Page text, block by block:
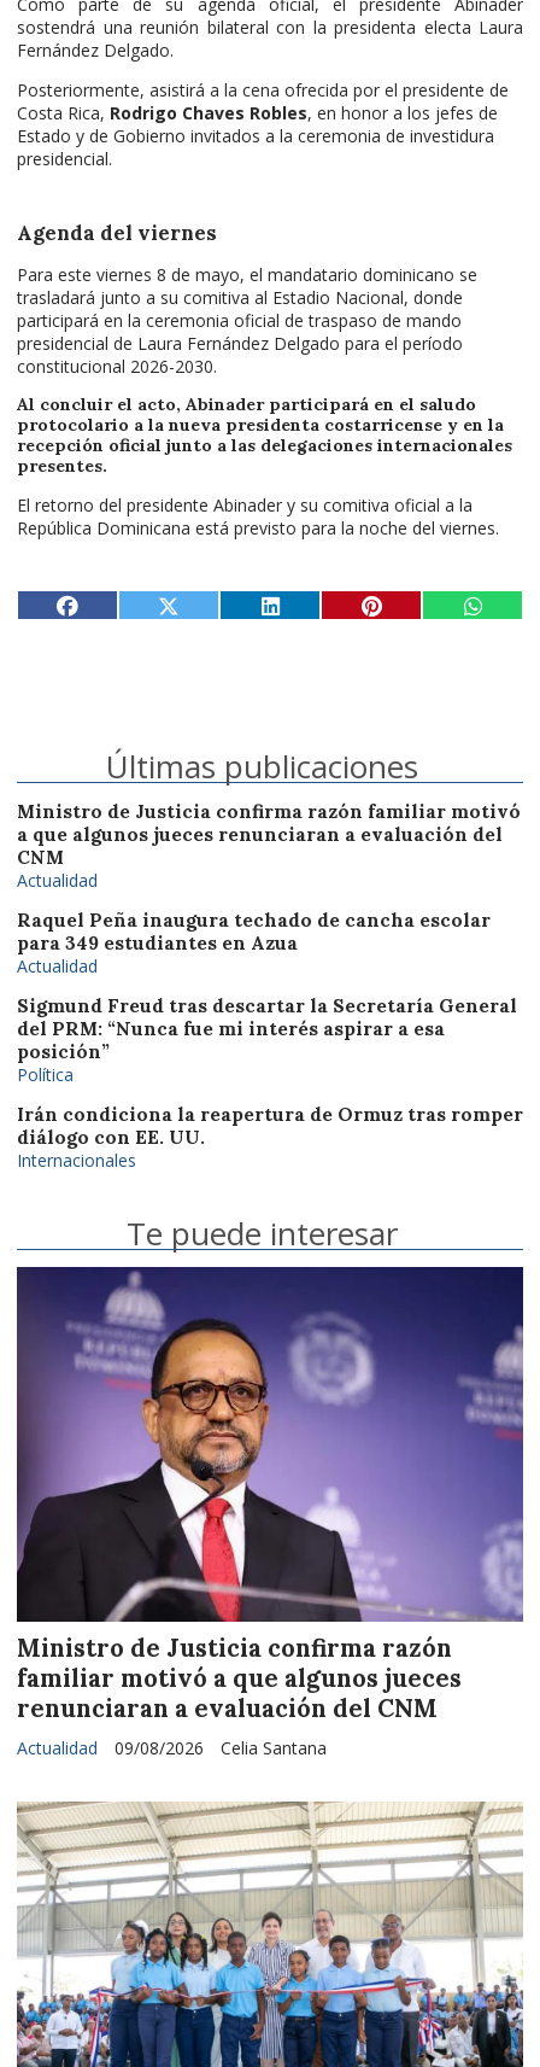
Como parte de su agenda oficial, el presidente Abinader
sostendrá una reunión bilateral con la presidenta electa Laura
Fernández Delgado.
Posteriormente, asistirá a la cena ofrecida por el presidente de
Costa Rica, Rodrigo Chaves Robles, en honor a los jefes de
Estado y de Gobierno invitados a la ceremonia de investidura
presidencial.
Agenda del viernes
Para este viernes 8 de mayo, el mandatario dominicano se
trasladará junto a su comitiva al Estadio Nacional, donde
participará en la ceremonia oficial de traspaso de mando
presidencial de Laura Fernández Delgado para el período
constitucional 2026-2030.
Al concluir el acto, Abinader participará en el saludo
protocolario a la nueva presidenta costarricense y en la
recepción oficial junto a las delegaciones internacionales
presentes.
El retorno del presidente Abinader y su comitiva oficial a la
República Dominicana está previsto para la noche del viernes.
Últimas publicaciones
Ministro de Justicia confirma razón familiar motivó
a que algunos jueces renunciaran a evaluación del
CNM
Actualidad
Raquel Peña inaugura techado de cancha escolar
para 349 estudiantes en Azua
Actualidad
Sigmund Freud tras descartar la Secretaría General
del PRM: “Nunca fue mi interés aspirar a esa
posición”
Política
Irán condiciona la reapertura de Ormuz tras romper
diálogo con EE. UU.
Internacionales
Te puede interesar
Ministro de Justicia confirma razón
familiar motivó a que algunos jueces
renunciaran a evaluación del CNM
Celia Santana
Actualidad 09/08/2026